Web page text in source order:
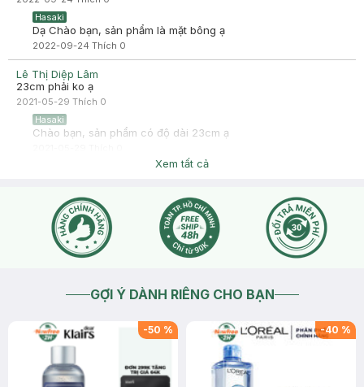
Hasaki
Dạ Chào bạn, sản phẩm là mặt bông ạ
2022-09-24 Thích 0
Lê Thị Diệp Lâm
23cm phải ko ạ
2021-05-29 Thích 0
Hasaki
Chào bạn, sản phẩm có độ dài 23cm ạ
Xem tất cả
GỢI Ý DÀNH RIÊNG CHO BẠN
-50 % -40 %